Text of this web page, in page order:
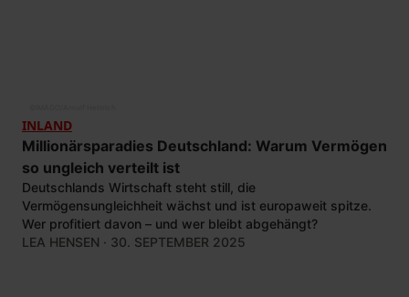
INLAND
Millionärsparadies Deutschland: Warum Vermögen
so ungleich verteilt ist
Deutschlands Wirtschaft steht still, die
Vermögensungleichheit wächst und ist europaweit spitze.
Wer profitiert davon – und wer bleibt abgehängt?
LEA HENSEN · 30. SEPTEMBER 2025